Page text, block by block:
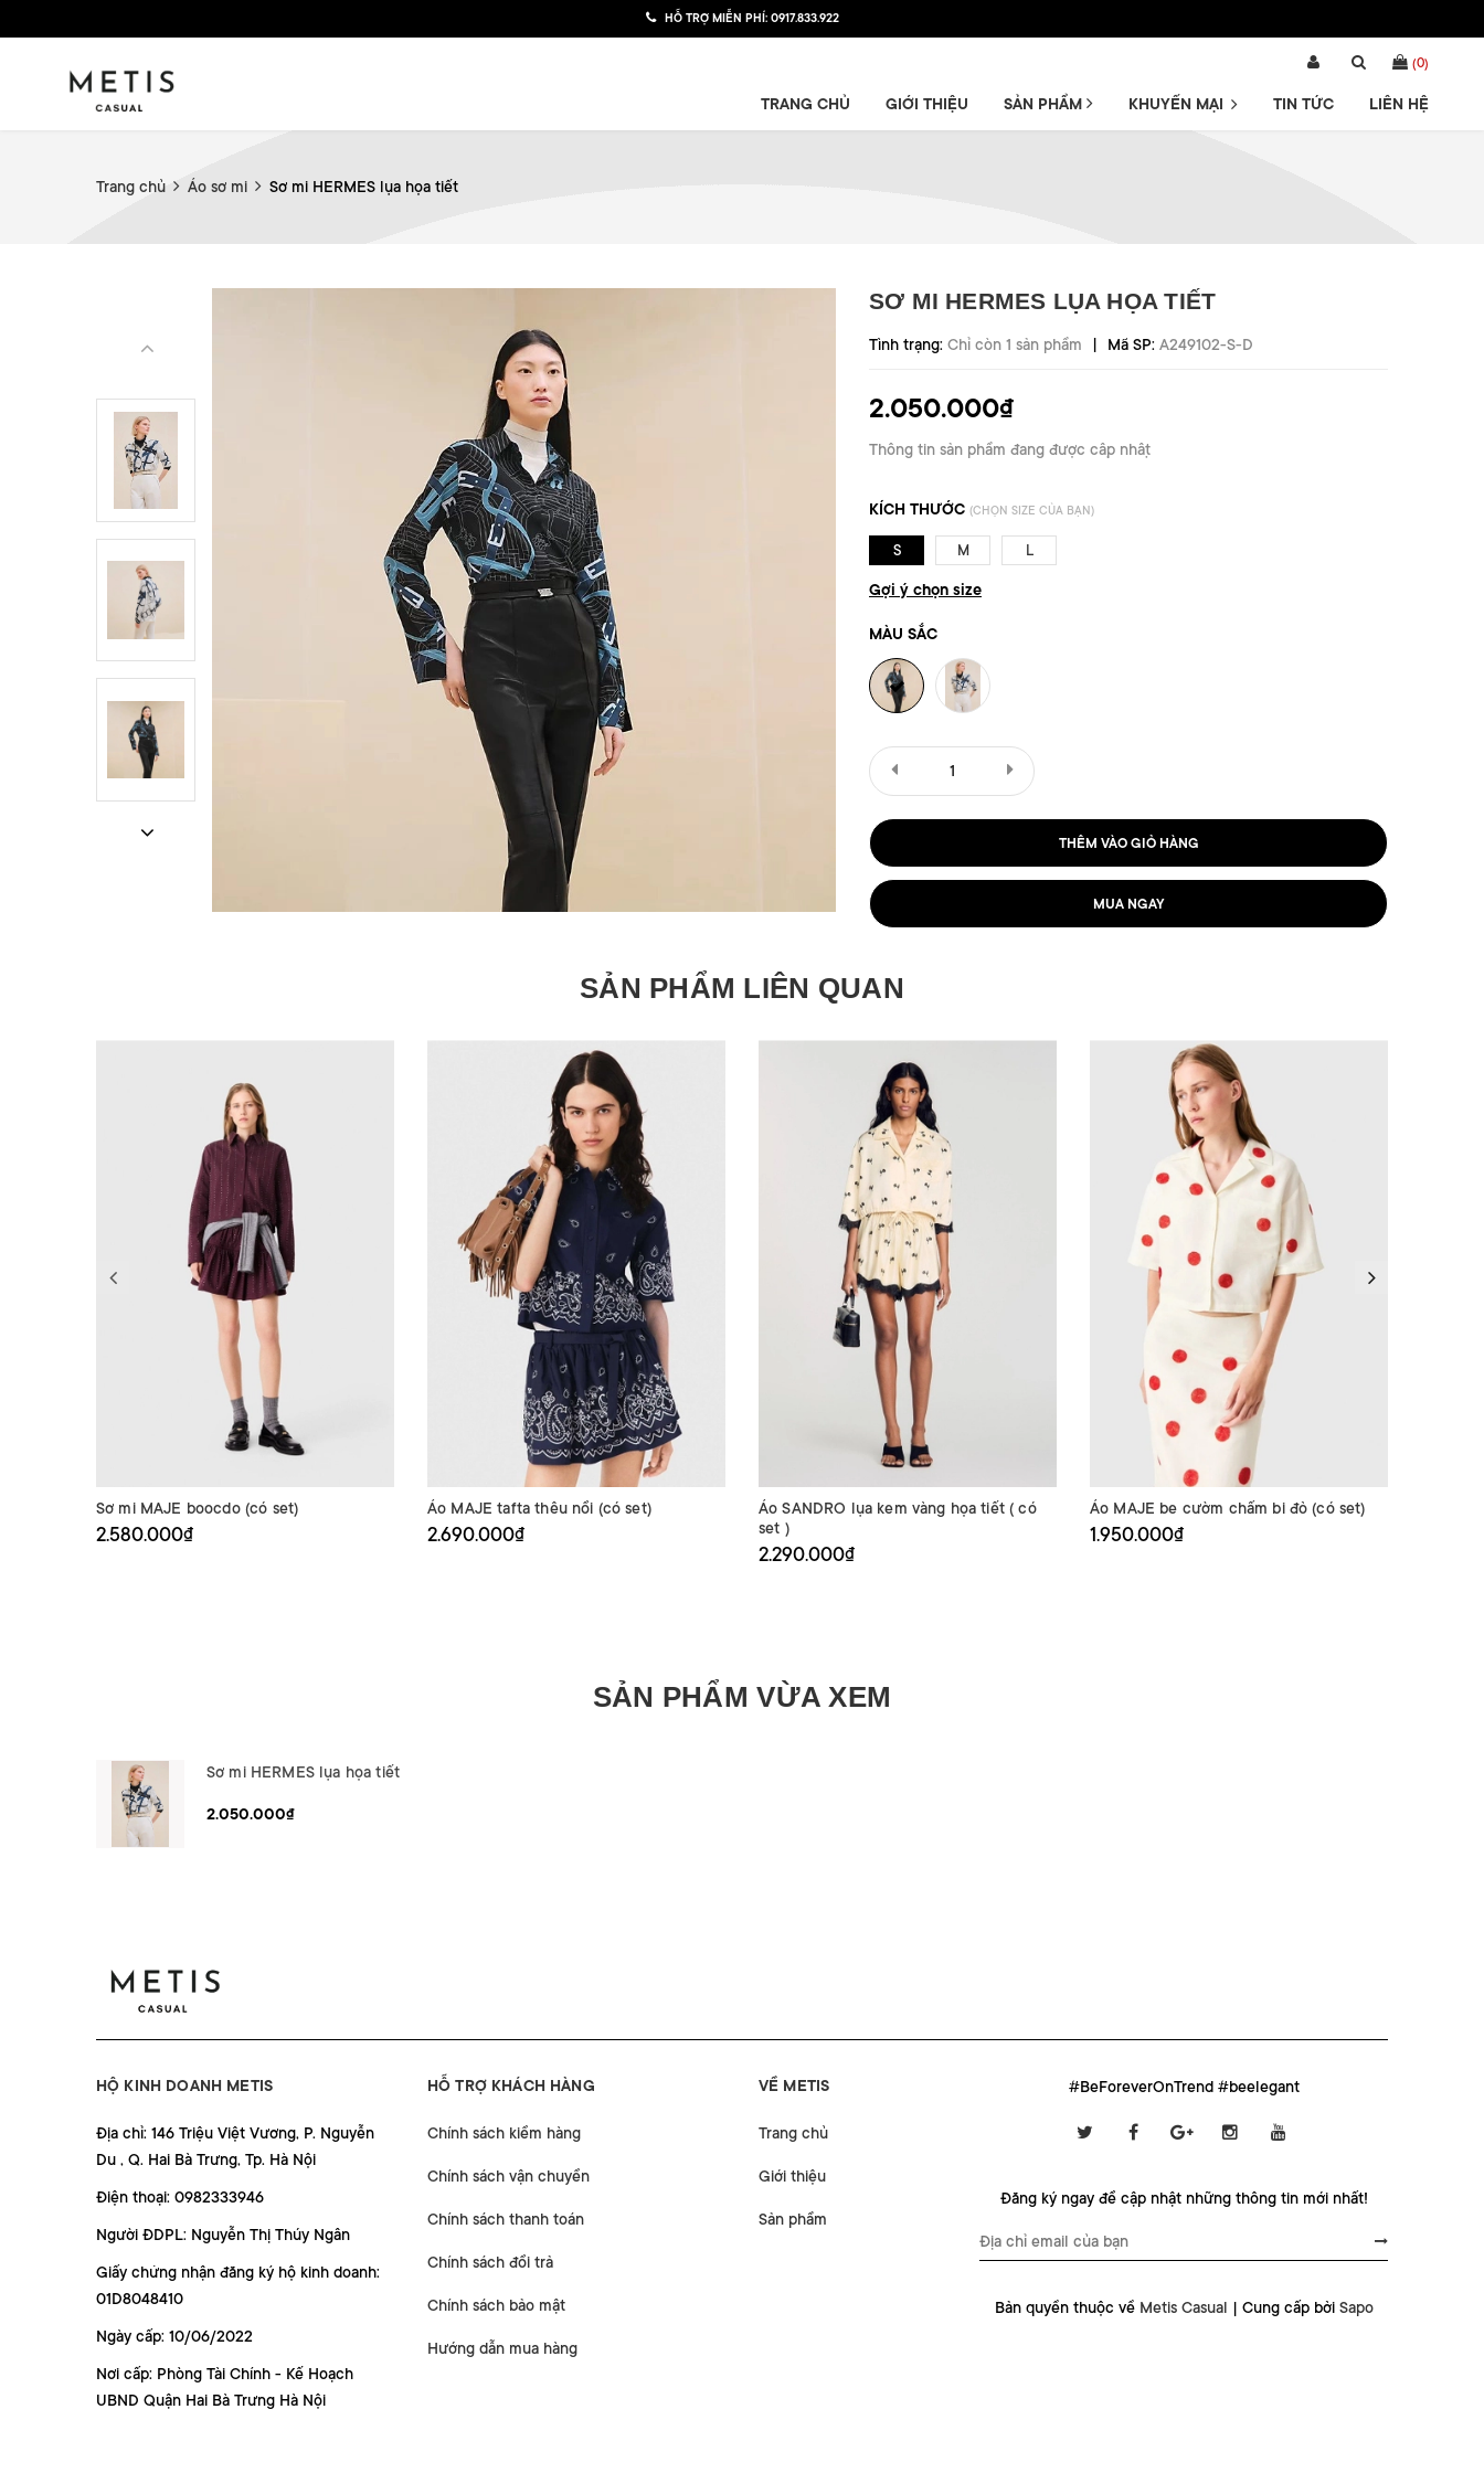
HỖ TRỢ MIỄN PHÍ: 0917.833.922
(0)
TRANG CHỦ GIỚI THIỆU SẢN PHẨM KHUYẾN MẠI TIN TỨC LIÊN HỆ
Trang chủ Áo sơ mi Sơ mi HERMES lụa họa tiết
SƠ MI HERMES LỤA HỌA TIẾT
Tình trạng: Chỉ còn 1 sản phẩm | Mã SP: A249102-S-D
2.050.000₫
Thông tin sản phẩm đang được cập nhật
KÍCH THƯỚC (CHỌN SIZE CỦA BẠN)
S M L
Gợi ý chọn size
MÀU SẮC
THÊM VÀO GIỎ HÀNG
MUA NGAY
SẢN PHẨM LIÊN QUAN
Sơ mi MAJE boocdo (có set)
2.580.000₫
Áo MAJE tafta thêu nổi (có set)
2.690.000₫
Áo SANDRO lụa kem vàng họa tiết ( có
set )
2.290.000₫
Áo MAJE be cườm chấm bi đỏ (có set)
1.950.000₫
SẢN PHẨM VỪA XEM
Sơ mi HERMES lụa họa tiết
2.050.000₫
HỘ KINH DOANH METIS
Địa chỉ: 146 Triệu Việt Vương, P. Nguyễn
Du , Q. Hai Bà Trưng, Tp. Hà Nội
Điện thoại: 0982333946
Người ĐDPL: Nguyễn Thị Thúy Ngân
Giấy chứng nhận đăng ký hộ kinh doanh:
01D8048410
Ngày cấp: 10/06/2022
Nơi cấp: Phòng Tài Chính - Kế Hoạch
UBND Quận Hai Bà Trưng Hà Nội
HỖ TRỢ KHÁCH HÀNG
Chính sách kiểm hàng
Chính sách vận chuyển
Chính sách thanh toán
Chính sách đổi trả
Chính sách bảo mật
Hướng dẫn mua hàng
VỀ METIS
Trang chủ
Giới thiệu
Sản phẩm
#BeForeverOnTrend #beelegant
Đăng ký ngay để cập nhật những thông tin mới nhất!
Bản quyền thuộc về Metis Casual | Cung cấp bởi Sapo